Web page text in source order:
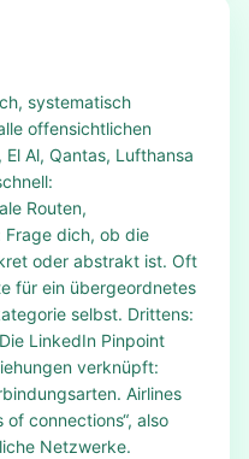
systematisch
offensichtlichen
Al, Qantas, Lufthansa
Routen,
Frage dich, ob die
oder abstrakt ist. Oft
für ein übergeordnetes
selbst. Drittens:
LinkedIn Pinpoint
verknüpft:
Airlines
connections“, also
Netzwerke.